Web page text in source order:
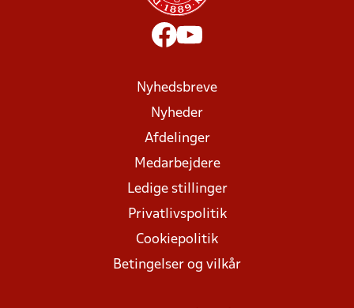
Nyhedsbreve
Nyheder
Afdelinger
Medarbejdere
Ledige stillinger
Privatlivspolitik
Cookiepolitik
Betingelser og vilkår